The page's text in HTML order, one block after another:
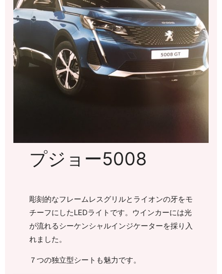
プジョー5008
彫刻的なフレームレスグリルとライオンの牙をモ
チーフにしたLEDライトです。ウインカーには光
が流れるシーケンシャルインジケーターを採り入
れました。
７つの独立型シートも魅力です。